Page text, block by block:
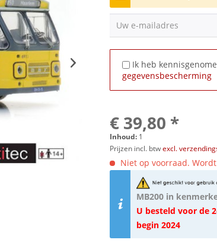
Uw e-mailadres
Ik heb
gegevensbescherming
€ 39,80 *
Inhoud: 1
Prijzen incl. btwexcl.
Niet op voorraad.
MB200 in
U besteld voor de
begin 2024